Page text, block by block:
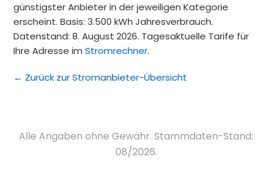
günstigster Anbieter in der jeweiligen Kategorie
erscheint. Basis: 3.500 kWh Jahresverbrauch.
Datenstand: 8. August 2026. Tagesaktuelle Tarife für
Ihre Adresse imStromrechner.
← Zurück zur Stromanbieter-Übersicht
Alle Angaben ohne Gewähr. Stammdaten-Stand:
08/2026.